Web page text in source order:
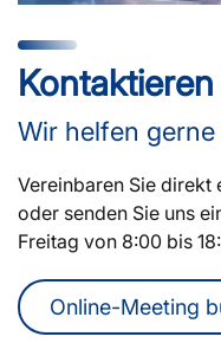
Wir helfen
Vereinbaren Sie direkt
oder senden Sie uns
Freitag von 8:00 bis
Online-Meeting